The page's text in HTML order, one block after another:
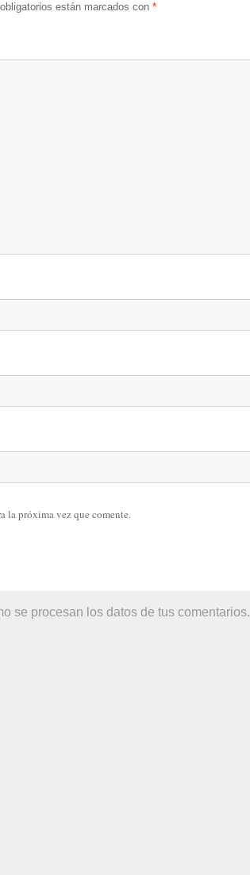
están marcados con *
la próxima vez que comente.
se procesan los datos de tus comentarios.